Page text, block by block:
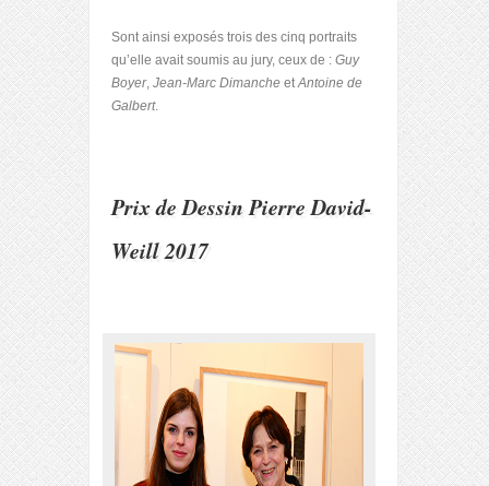
Sont ainsi exposés trois des cinq portraits
qu’elle avait soumis au jury, ceux de : Guy
Boyer, Jean-Marc Dimanche etAntoine de
Galbert.
Prix de Dessin Pierre David-
Weill 2017